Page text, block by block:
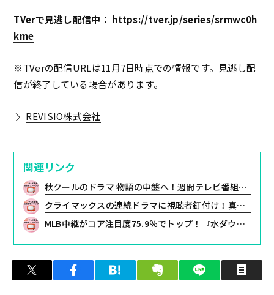
TVerで見逃し配信中： https://tver.jp/series/srmwc0h
kme
※TVerの配信URLは11月7日時点での情報です。見逃し配
信が終了している場合があります。
REVISIO株式会社
関連リンク
秋クールのドラマ 物語の中盤へ！週間テレビ番組注目度ランキング【11月10日(月)～11月16日(日)】
クライマックスの連続ドラマに視聴者釘付け！真犯人浮上で注目度トップは『良いこと悪いこと』。週間テレビ番組注目度ランキング【12月8日(月)～12月14日(日)】
MLB中継がコア注目度75.9％でトップ！『水ダウ』雪山野球拳や『アド街』所沢も上位に 週間テレビ番組注目度ランキング【5月11日(月)～5月17日(日)】
ツイート シェア はてブ クリップ LINEで送る